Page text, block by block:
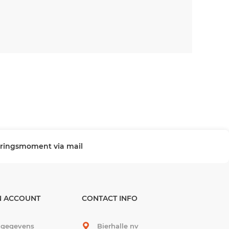
via mail
ACCOUNT CONTACT INFO
Bierhalle nv